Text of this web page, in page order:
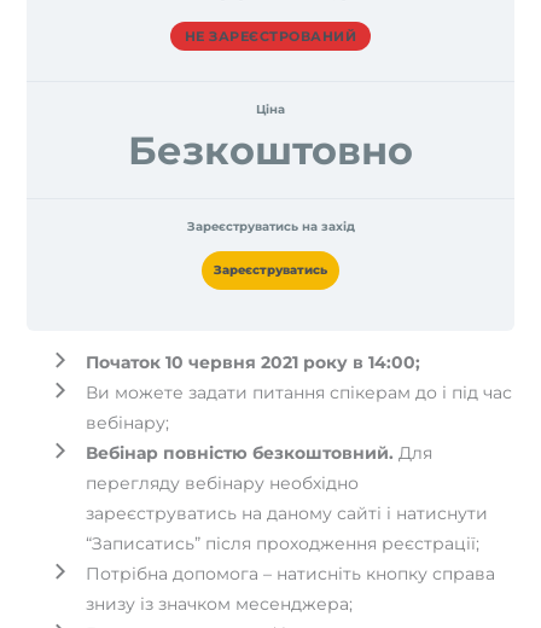
НЕ ЗАРЕЄСТРОВАНИЙ
Ціна
Безкоштовно
Зареєструватись на захід
Зареєструватись
Початок 10 червня 2021 року в 14:00;
Ви можете задати питання спікерам до і під час
вебінару;
Вебінар повністю безкоштовний. Для
перегляду вебінару необхідно
зареєструватись на даному сайті і натиснути
“Записатись” після проходження реєстрації;
Потрібна допомога – натисніть кнопку справа
знизу із значком месенджера;